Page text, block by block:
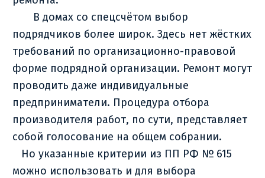
В домах со спецсчётом выбор
подрядчиков более широк. Здесь нет жёстких
требований по организационно-правовой
форме подрядной организации. Ремонт могут
проводить даже индивидуальные
предприниматели. Процедура отбора
производителя работ, по сути, представляет
собой голосование на общем собрании.
Но указанные критерии из ПП РФ № 615
можно использовать и для выбора